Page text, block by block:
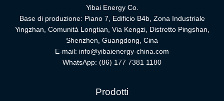
Yibai Energy Co.
Base di produzione: Piano 7, Edificio B4b, Zona Industriale
Yingzhan, Comunità Longtian, Via Kengzi, Distretto Pingshan,
Shenzhen, Guangdong, Cina
E-mail: info@yibaienergy-china.com
WhatsApp: (86) 177 7381 1180
Prodotti